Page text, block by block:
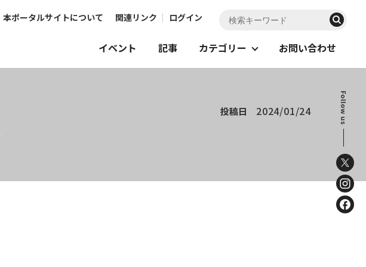
本ポータルサイトについて 関連リンク ログイン
イベント 記事 カテゴリー お問い合わせ
投稿日 2024/01/24 Follow us